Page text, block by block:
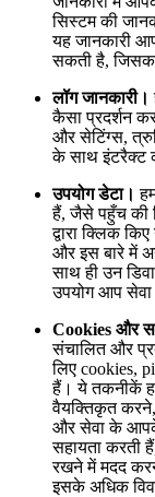
सिस्टम की
यह जानकारी
सकती है,
लॉग जानकारी।
कैसा प्रदर्शन
और सेटिंग्स,
के साथ इंटरैक्ट
उपयोग डेटा।
हैं, जैसे पहुँच की
द्वारा क्लिक
और इस बारे में
साथ ही उन
उपयोग आप
Cookies और
संचालित और
लिए cookies,
हैं। ये तकनीकें
वैयक्तिकृत करने,
और सेवा के
सहायता करती
रखने में मदद
इसके अधिक